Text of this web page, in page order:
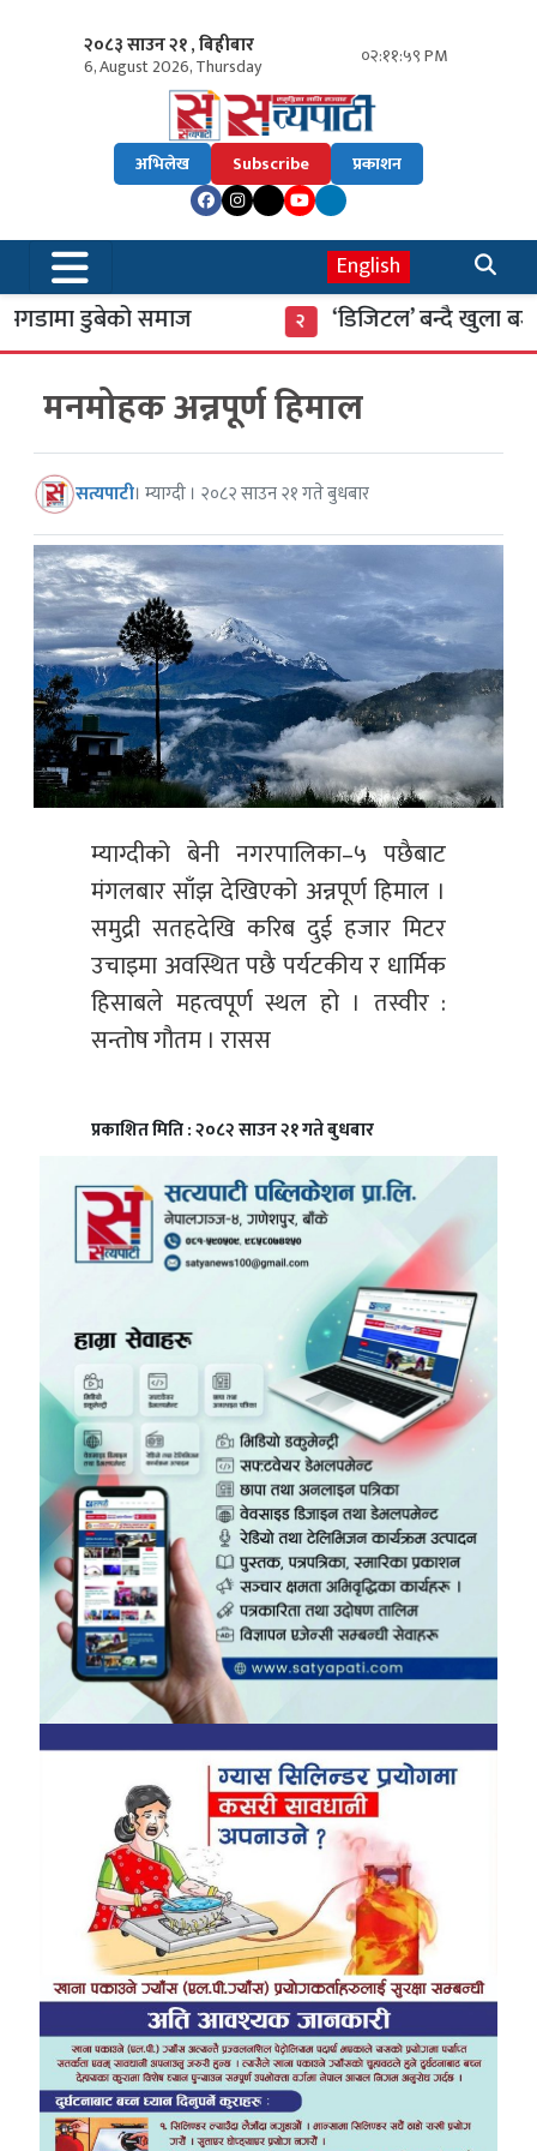
२०८३ साउन २१ , बिहीबार
6, August 2026, Thursday ०२:१२:०० PM
अभिलेख Subscribe प्रकाशन
English
डुबेको समाज ‘डिजिटल’ बन्दै खुला बजार
मनमोहक अन्नपूर्ण हिमाल
सत्यपाटी। म्याग्दी । २०८२ साउन २१ गते बुधबार
म्याग्दीको बेनी नगरपालिका–५ पछैबाट
मंगलबार साँझ देखिएको अन्नपूर्ण हिमाल ।
समुद्री सतहदेखि करिब दुई हजार मिटर
उचाइमा अवस्थित पछै पर्यटकीय र धार्मिक
हिसाबले महत्वपूर्ण स्थल हो । तस्वीर :
सन्तोष गौतम । रासस
प्रकाशित मिति : २०८२ साउन २१ गते बुधबार